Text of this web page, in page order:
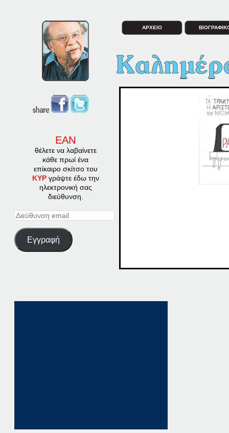
ΕΑΝ
θέλετε να λαβαίνετε
κάθε πρωί ένα
επίκαιρο σκίτσο του
ΚΥΡγράψτε έδω την
ηλεκτρονική σας
διεύθυνση.
Διεύθυνση
Εγγραφή
ΑΡΧΕΙΟ